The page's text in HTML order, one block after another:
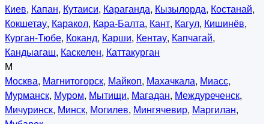
Киев, Капан, Кутаиси, Караганда, Кызылорда, Костанай,
Кокшетау, Каракол, Кара-Балта, Кант, Кагул, Кишинёв,
Курган-Тюбе, Коканд, Карши, Кентау, Капчагай,
Кандыагаш, Каскелен, Каттакурган
М
Москва, Магнитогорск, Майкоп, Махачкала, Миасс,
Мурманск, Муром, Мытищи, Магадан, Междуреченск,
Мичуринск, Минск, Могилев, Мингячевир, Маргилан,